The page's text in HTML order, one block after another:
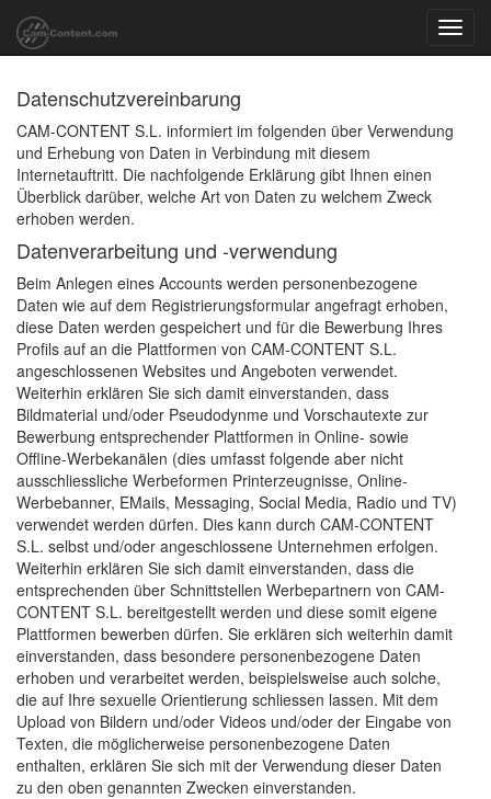
Datenschutzvereinbarung
CAM-CONTENT S.L. informiert im folgenden über Verwendung
und Erhebung von Daten in Verbindung mit diesem
Internetauftritt. Die nachfolgende Erklärung gibt Ihnen einen
Überblick darüber, welche Art von Daten zu welchem Zweck
erhoben werden.
Datenverarbeitung und -verwendung
Beim Anlegen eines Accounts werden personenbezogene
Daten wie auf dem Registrierungsformular angefragt erhoben,
diese Daten werden gespeichert und für die Bewerbung Ihres
Profils auf an die Plattformen von CAM-CONTENT S.L.
angeschlossenen Websites und Angeboten verwendet.
Weiterhin erklären Sie sich damit einverstanden, dass
Bildmaterial und/oder Pseudodynme und Vorschautexte zur
Bewerbung entsprechender Plattformen in Online- sowie
Offline-Werbekanälen (dies umfasst folgende aber nicht
ausschliessliche Werbeformen Printerzeugnisse, Online-
Werbebanner, EMails, Messaging, Social Media, Radio und TV)
verwendet werden dürfen. Dies kann durch CAM-CONTENT
S.L. selbst und/oder angeschlossene Unternehmen erfolgen.
Weiterhin erklären Sie sich damit einverstanden, dass die
entsprechenden über Schnittstellen Werbepartnern von CAM-
CONTENT S.L. bereitgestellt werden und diese somit eigene
Plattformen bewerben dürfen. Sie erklären sich weiterhin damit
einverstanden, dass besondere personenbezogene Daten
erhoben und verarbeitet werden, beispielsweise auch solche,
die auf Ihre sexuelle Orientierung schliessen lassen. Mit dem
Upload von Bildern und/oder Videos und/oder der Eingabe von
Texten, die möglicherweise personenbezogene Daten
enthalten, erklären Sie sich mit der Verwendung dieser Daten
zu den oben genannten Zwecken einverstanden.